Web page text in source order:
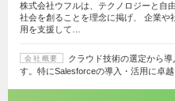
株式会社ウフルは、テクノロジーと自
社会を創ることを理念に掲げ、 企業や
用を支援して…
会社概要
クラウド技術の選定から
す。特にSalesforceの導入・活用に卓